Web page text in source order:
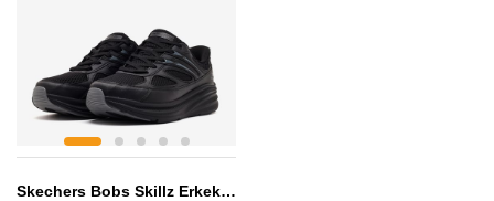
Skechers Bobs Skillz Erkek Sneaker